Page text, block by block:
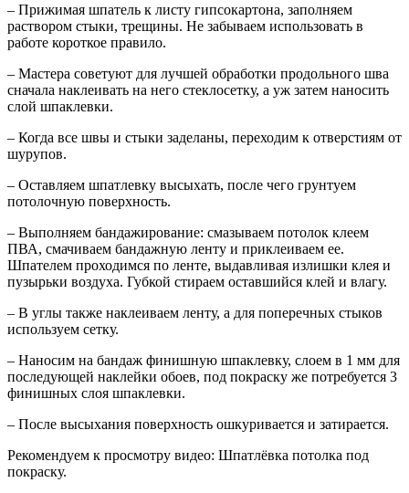
– Прижимая шпатель к листу гипсокартона, заполняем
раствором стыки, трещины. Не забываем использовать в
работе короткое правило.
– Мастера советуют для лучшей обработки продольного шва
сначала наклеивать на него стеклосетку, а уж затем наносить
слой шпаклевки.
– Когда все швы и стыки заделаны, переходим к отверстиям от
шурупов.
– Оставляем шпатлевку высыхать, после чего грунтуем
потолочную поверхность.
– Выполняем бандажирование: смазываем потолок клеем
ПВА, смачиваем бандажную ленту и приклеиваем ее.
Шпателем проходимся по ленте, выдавливая излишки клея и
пузырьки воздуха. Губкой стираем оставшийся клей и влагу.
– В углы также наклеиваем ленту, а для поперечных стыков
используем сетку.
– Наносим на бандаж финишную шпаклевку, слоем в 1 мм для
последующей наклейки обоев, под покраску же потребуется 3
финишных слоя шпаклевки.
– После высыхания поверхность ошкуривается и затирается.
Рекомендуем к просмотру видео: Шпатлёвка потолка под
покраску.